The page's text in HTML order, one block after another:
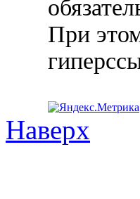
При
Наверх